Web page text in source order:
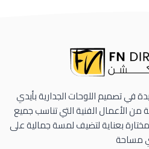
في تصميم اللوحات الجدارية بأيدي
الأعمال الفنية التي تناسب جميع
بعناية لتضيف لمسة جمالية على
مساحة